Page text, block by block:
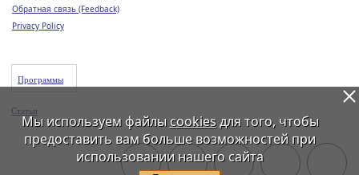
Обратная связь (Feedback)
Privacy Policy
Программы
Статьи
Мы используем файлы cookiesдля того, чтобы
предоставить вам больше возможностей при
использовании нашего сайта